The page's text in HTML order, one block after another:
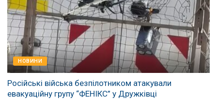
НОВИНИ
Російські війська безпілотником атакували
евакуаційну групу “ФЕНІКС” у Дружківці